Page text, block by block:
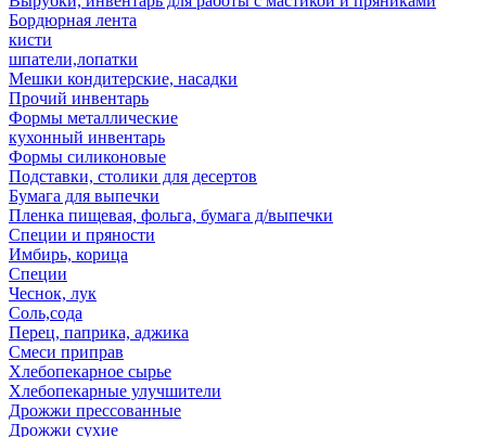
Бордюрная лента
кисти
шпатели,лопатки
Мешки кондитерские, насадки
Прочий инвентарь
Формы металлические
кухонный инвентарь
Формы силиконовые
Подставки, столики для десертов
Бумага для выпечки
Пленка пищевая, фольга, бумага д/выпечки
Специи и пряности
Имбирь, корица
Специи
Чеснок, лук
Соль,сода
Перец, паприка, аджика
Смеси приправ
Хлебопекарное сырье
Хлебопекарные улучшители
Дрожжи прессованные
Дрожжи сухие